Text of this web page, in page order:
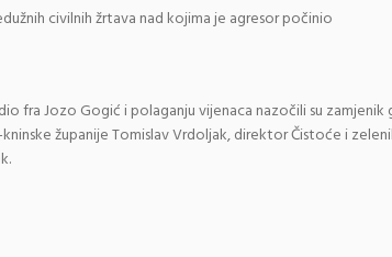
civilnih žrtava nad kojima je agresor počinio
fra Jozo Gogić i polaganju vijenaca nazočili su zamjenik
županije Tomislav Vrdoljak, direktor Čistoće i